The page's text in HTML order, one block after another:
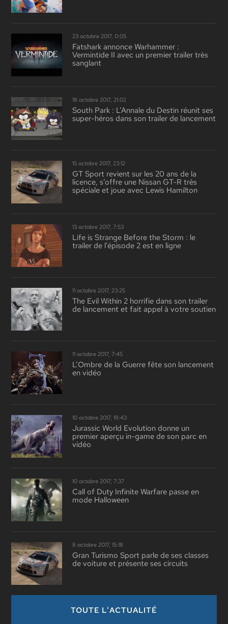
23 octobre 2017, 0:05
Fatshark annonce Warhammer :
Vermintide II avec un premier trailer très
sanglant
18 octobre 2017, 21:02
South Park : L’Annale du Destin réunit ses
super-héros dans son trailer de lancement
15 octobre 2017, 23:12
GT Sport revient sur les 20 ans de la
licence, s’offre une Nissan GT-R très
spéciale et joue avec Lewis Hamilton
13 octobre 2017, 7:53
Life is Strange Before the Storm : le
trailer de l’épisode 2 est en ligne
11 octobre 2017, 23:25
The Evil Within 2 horrifie dans son trailer
de lancement et fait appel à votre soutien
11 octobre 2017, 7:45
L’Ombre de la Guerre fête son lancement
en vidéo
10 octobre 2017, 19:43
Jurassic World Evolution donne un
premier aperçu in-game de son parc en
vidéo
10 octobre 2017, 7:37
Call of Duty Infinite Warfare passe en
mode Halloween
8 octobre 2017, 15:18
Gran Turismo Sport parle de ses classes
de voiture et présente ses circuits
TOUTE L'ACTUALITÉ